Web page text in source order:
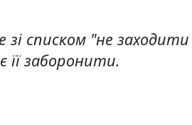
зі списком "не
її заборонити.